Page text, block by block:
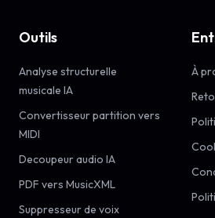
Outils
Analyse structurelle
musicale IA
Convertisseur partition vers
MIDI
Decoupeur audio IA
PDF vers MusicXML
Suppresseur de voix
À